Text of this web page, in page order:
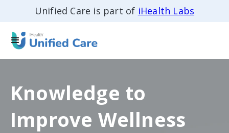
Unified Care is part of iHealth Labs
Knowledge to
Improve Wellness